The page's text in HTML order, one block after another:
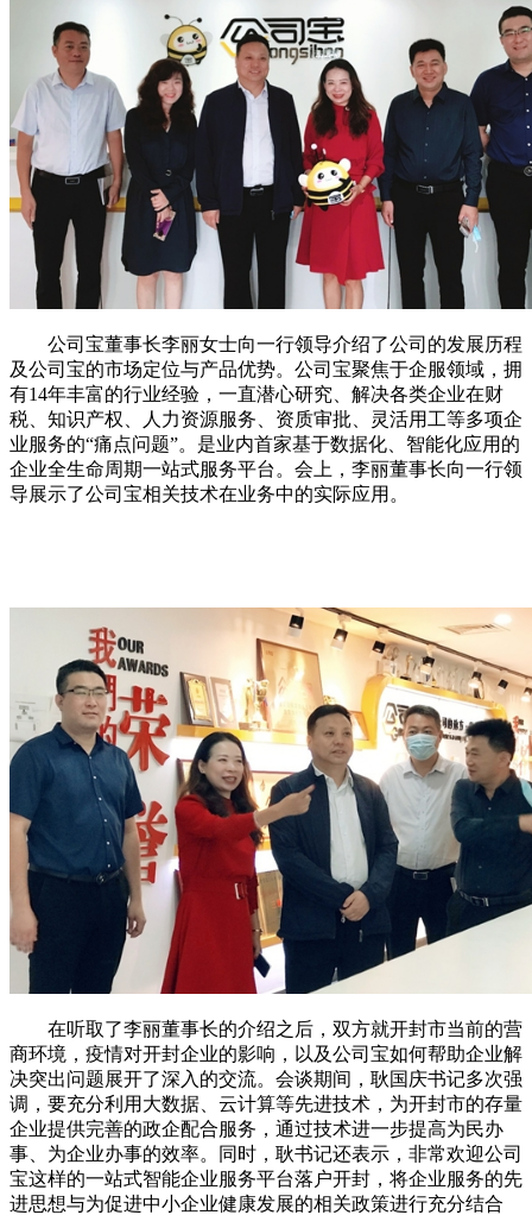
公司宝董事长李丽女士向一行领导介绍了公司的发展历程
及公司宝的市场定位与产品优势。公司宝聚焦于企服领域，拥
有14年丰富的行业经验，一直潜心研究、解决各类企业在财
税、知识产权、人力资源服务、资质审批、灵活用工等多项企
业服务的“痛点问题”。是业内首家基于数据化、智能化应用的
企业全生命周期一站式服务平台。会上，李丽董事长向一行领
导展示了公司宝相关技术在业务中的实际应用。
在听取了李丽董事长的介绍之后，双方就开封市当前的营
商环境，疫情对开封企业的影响，以及公司宝如何帮助企业解
决突出问题展开了深入的交流。会谈期间，耿国庆书记多次强
调，要充分利用大数据、云计算等先进技术，为开封市的存量
企业提供完善的政企配合服务，通过技术进一步提高为民办
事、为企业办事的效率。同时，耿书记还表示，非常欢迎公司
宝这样的一站式智能企业服务平台落户开封，将企业服务的先
进思想与为促进中小企业健康发展的相关政策进行充分结合